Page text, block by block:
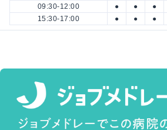
09:30-12:00
● ● ●
15:30-17:00
● ● ●